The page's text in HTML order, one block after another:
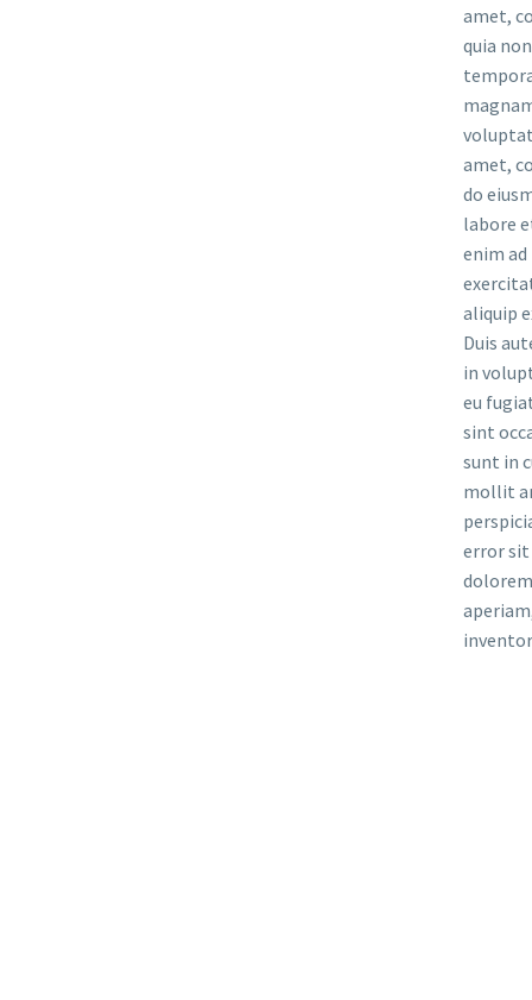
amet,
quia
amet,
do
labore
enim
aliquip
Duis
in
eu
sint
sunt in
mollit
error